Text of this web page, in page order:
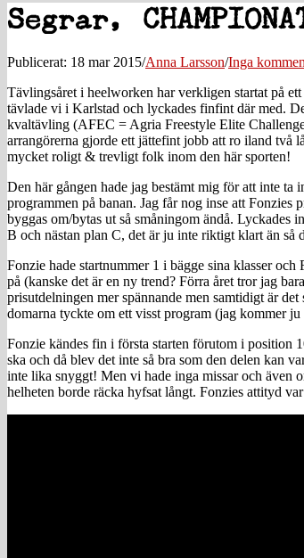
Segrar,
Publicerat: 18 mar 2015/Anna Larsson/Inga
Tävlingsåret i heelworken har verkligen startat på
tävlade vi i Karlstad och lyckades finfint där med.
kvaltävling (AFEC = Agria Freestyle Elite
arrangörerna gjorde ett jättefint jobb att ro iland två
mycket roligt & trevligt folk inom den här sporten!
Den här gången hade jag bestämt mig för att inte ta
programmen på banan. Jag får nog inse att
byggas om/bytas ut så småningom ändå. Lyckades
B och nästan plan C, det är ju inte riktigt klart än så
Fonzie hade startnummer 1 i bägge sina klasser
på (kanske det är en ny trend? Förra året tror jag
prisutdelningen mer spännande men samtidigt är
domarna tyckte om ett visst program (jag kommer
Fonzie kändes fin i första starten förutom i position
ska och då blev det inte så bra som den delen kan
inte lika snyggt! Men vi hade inga missar och även
helheten borde räcka hyfsat långt. Fonzies attityd